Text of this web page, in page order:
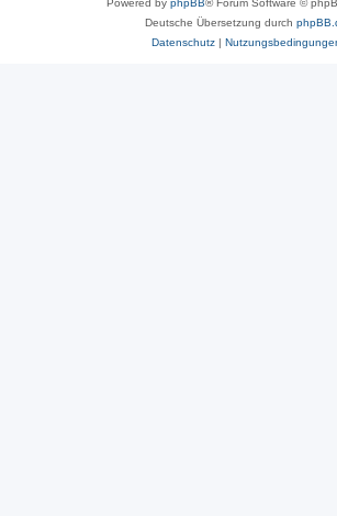
Powered by phpBB® Forum Software ©
Deutsche Übersetzung durch
Datenschutz|